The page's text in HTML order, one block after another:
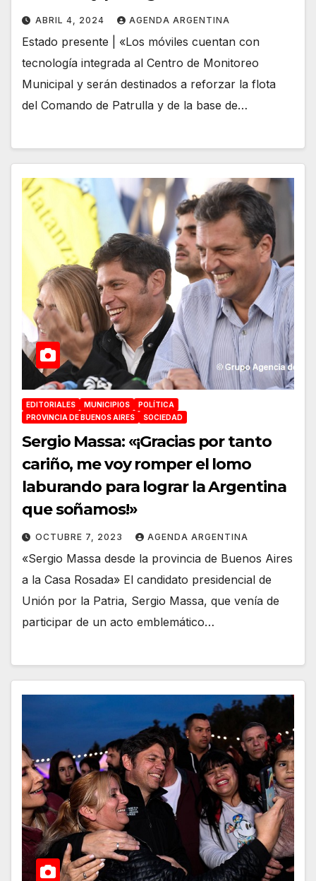
ABRIL 4, 2024 AGENDA ARGENTINA
Estado presente | «Los móviles cuentan con
tecnología integrada al Centro de Monitoreo
Municipal y serán destinados a reforzar la flota
del Comando de Patrulla y de la base de…
EDITORIALES MUNICIPIOS
POLÍTICA
PROVINCIA DE BUENOS AIRES
SOCIEDAD
Sergio Massa: «¡Gracias por tanto
cariño, me voy romper el lomo
laburando para lograr la Argentina
que soñamos!»
OCTUBRE 7, 2023 AGENDA ARGENTINA
«Sergio Massa desde la provincia de Buenos Aires
a la Casa Rosada» El candidato presidencial de
Unión por la Patria, Sergio Massa, que venía de
participar de un acto emblemático…